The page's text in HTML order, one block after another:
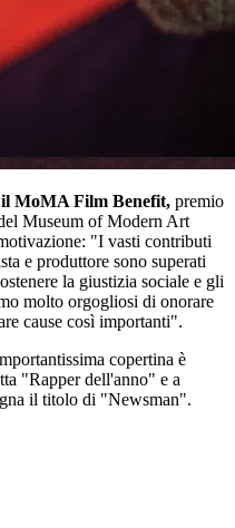
MoMA Film Benefit, premio
Museum of Modern Art
"I vasti contributi
e produttore sono superati
la giustizia sociale e gli
molto orgogliosi di onorare
cause così importanti".
copertina è
"Rapper dell'anno" e a
il titolo di "Newsman".